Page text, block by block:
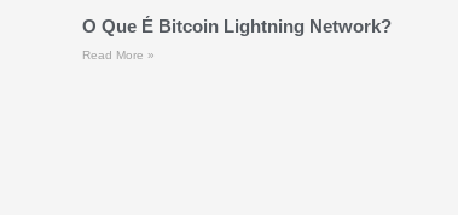
O Que É Bitcoin Lightning Network?
Read More »